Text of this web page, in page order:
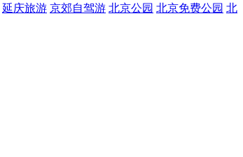
延庆旅游 京郊自驾游 北京公园 北京免费公园 北